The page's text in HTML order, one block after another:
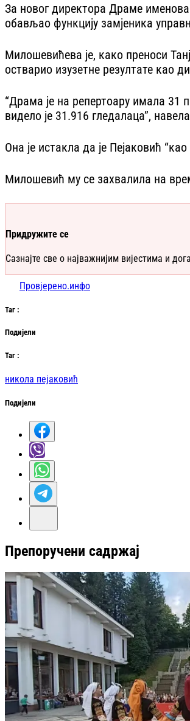
За новог директора Драме
обављао функцију замјеника
Милошевићева је, како преноси
остварио изузетне резултате као
“Драма је на репертоару имала 31
видело је 31.916 гледалаца”,
Она је истакла да је Пејаковић
Милошевић му се захвалила на
Придружите се
Сазнајте све о најважнијим вијестима и
Провјерено.инфо
Таг :
Подијели
Таг :
никола пејаковић
Подијели
Препоручени садржај